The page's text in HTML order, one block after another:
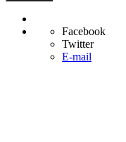
Facebook
Twitter
E-mail